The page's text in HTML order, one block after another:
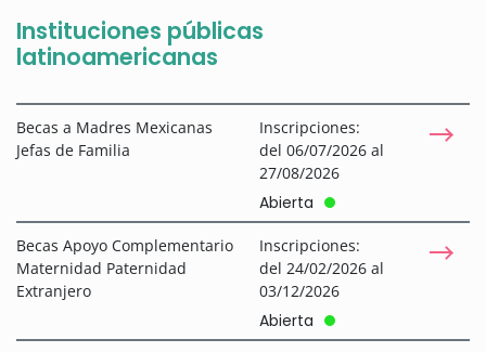
Instituciones públicas
latinoamericanas
Becas a Madres Mexicanas
Jefas de Familia
Inscripciones:
del 06/07/2026 al
27/08/2026
Abierta
Becas Apoyo Complementario
Maternidad Paternidad
Extranjero
Inscripciones:
del 24/02/2026 al
03/12/2026
Abierta